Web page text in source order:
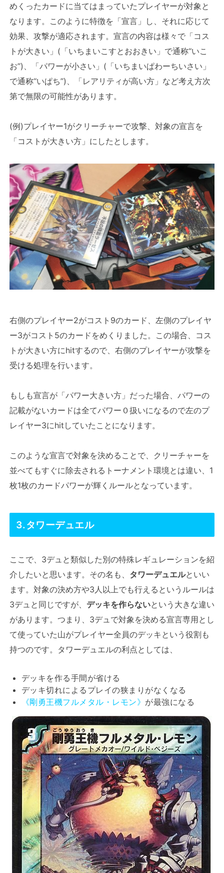
めくったカードに当てはまっていたプレイヤーが対象と
なります。このように特徴を「宣言」し、それに応じて
効果、攻撃が適応されます。宣言の内容は様々で「コス
トが大きい」(「いちまいこすとおおきい」で通称‘‘いこ
お’’)、「パワーが小さい」(「いちまいぱわーちいさい」
で通称‘‘いぱち’’)、「レアリティが高い方」など考え方次
第で無限の可能性があります。
(例)プレイヤー1がクリーチャーで攻撃、対象の宣言を
「コストが大きい方」にしたとします。
右側のプレイヤー2がコスト9のカード、左側のプレイヤ
ー3がコスト5のカードをめくりました。この場合、コス
トが大きい方にhitするので、右側のプレイヤーが攻撃を
受ける処理を行います。
もしも宣言が「パワー大きい方」だった場合、パワーの
記載がないカードは全てパワー０扱いになるので左のプ
レイヤー3にhitしていたことになります。
このような宣言で対象を決めることで、クリーチャーを
並べてもすぐに除去されるトーナメント環境とは違い、1
枚1枚のカードパワーが輝くルールとなっています。
3.タワーデュエル
ここで、3デュと類似した別の特殊レギュレーションを紹
介したいと思います。その名も、 タワーデュエルといい
ます。対象の決め方や3人以上でも行えるというルールは
3デュと同じですが、 デッキを作らないという大きな違い
があります。つまり、3デュで対象を決める宣言専用とし
て使っていた山がプレイヤー全員のデッキという役割も
持つのです。タワーデュエルの利点としては、
デッキを作る手間が省ける
デッキ切れによるプレイの狭まりがなくなる
《剛勇王機フルメタル・レモン》 が最強になる